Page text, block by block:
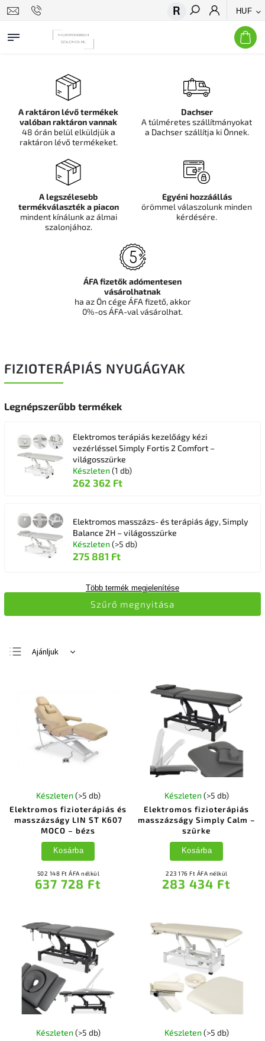
HUF
Keresés
FIZIOTERÁPIÁS NYUGÁGYAK
Legnépszerűbb termékek
Elektromos terápiás kezelőágy kézi
vezérléssel Simply Fortis 2 Comfort –
világosszürke
Készleten (1 db)
262 362 Ft
Elektromos masszázs- és terápiás ágy, Simply
Balance 2H – világosszürke
Készleten (>5 db)
275 881 Ft
Több termék megjelenítése
Ajánljuk
Legnépszerűbb
termékek
ABC szerint
Szűrő megnyitása
Elektromos fizioterápiás és
masszázságy LIN ST K607
MOCO – bézs
Készleten (>5 db)
502 148 Ft ÁFA nélkül
637 728 Ft
Kosárba
Elektromos fizioterápiás
masszázságy Simply Calm –
szürke
Készleten (>5 db)
223 176 Ft ÁFA nélkül
283 434 Ft
Kosárba
Készleten (>5 db) Készleten (>5 db)
A raktáron lévő termékek
valóban raktáron vannak
48 órán belül elküldjük a
raktáron lévő termékeket.
Dachser
A túlméretes szállítmányokat
a Dachser szállítja ki Önnek.
A legszélesebb
termékválaszték a piacon
mindent kínálunk az álmai
szalonjához.
Egyéni hozzáállás
örömmel válaszolunk minden
kérdésére.
ÁFA fizetők adómentesen
vásárolhatnak
ha az Ön cége ÁFA fizető, akkor
0%-os ÁFA-val vásárolhat.